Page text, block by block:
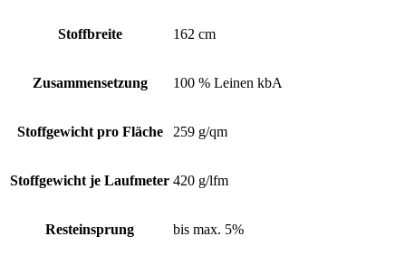
Stoffbreite 162 cm
Zusammensetzung 100 % Leinen kbA
Stoffgewicht pro Fläche 259 g/qm
Stoffgewicht je Laufmeter 420 g/lfm
Resteinsprung bis max. 5%